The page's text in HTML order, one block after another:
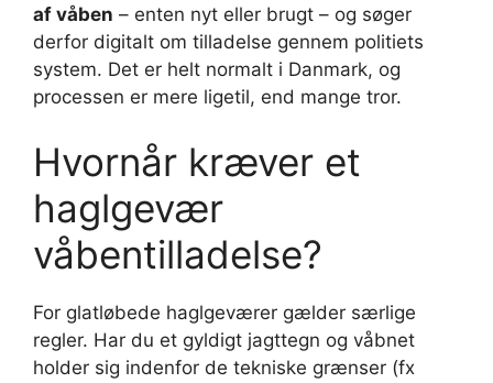
af våben – enten nyt eller brugt – og søger
derfor digitalt om tilladelse gennem politiets
system. Det er helt normalt i Danmark, og
processen er mere ligetil, end mange tror.
Hvornår kræver et
haglgevær
våbentilladelse?
For glatløbede haglgeværer gælder særlige
regler. Har du et gyldigt jagttegn og våbnet
holder sig indenfor de tekniske grænser (fx